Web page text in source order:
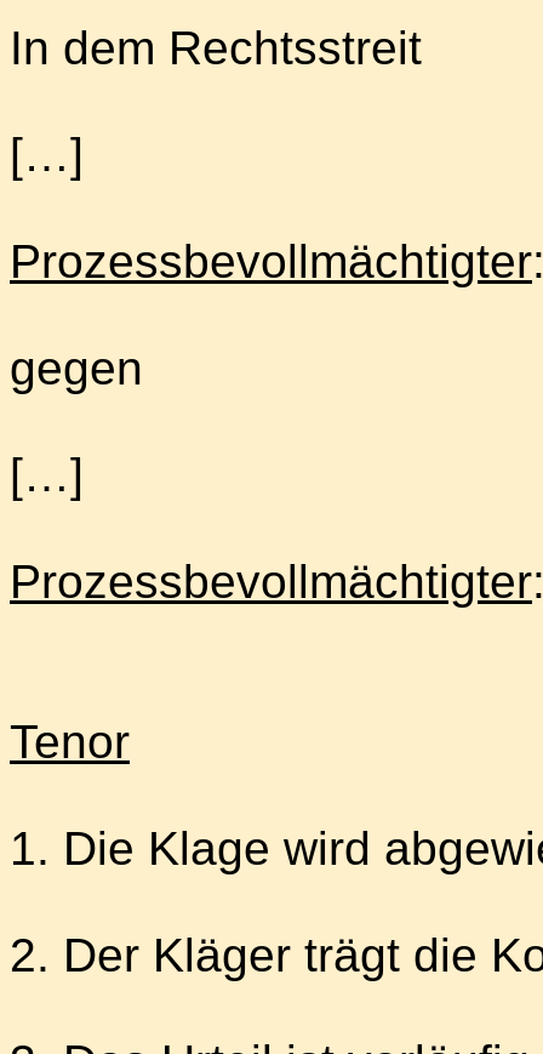
In dem Rechtsstreit
[…]
Prozessbevollmächtigter
gegen
[…]
Prozessbevollmächtigter
Tenor
1. Die Klage wird
2. Der Kläger trägt die